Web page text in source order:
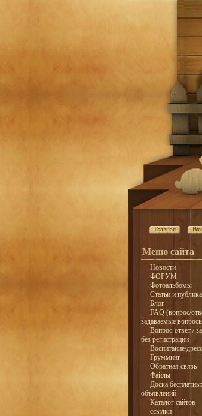
Главная
Меню сайта
Новости
ФОРУМ
Фотоальбомы
Статьи и
Блог
FAQ (вопрос/
задаваемые
Вопрос-ответ /
без регистрации
Воспитание/
Грумминг
Обратная связь
Файлы
Доска
объявлений
Каталог сайтов
ссылки